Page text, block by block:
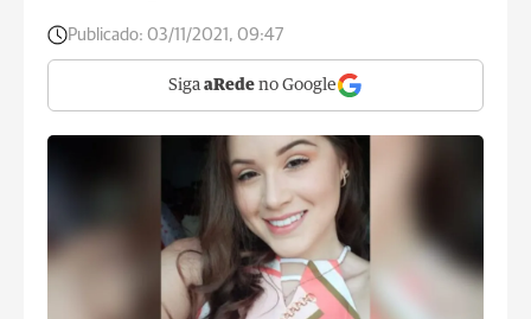
Publicado: 03/11/2021, 09:47
Siga aRede no Google